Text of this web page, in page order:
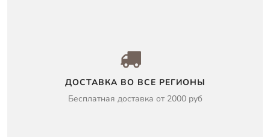
ДОСТАВКА ВО ВСЕ РЕГИОНЫ
Бесплатная доставка от 2000 руб